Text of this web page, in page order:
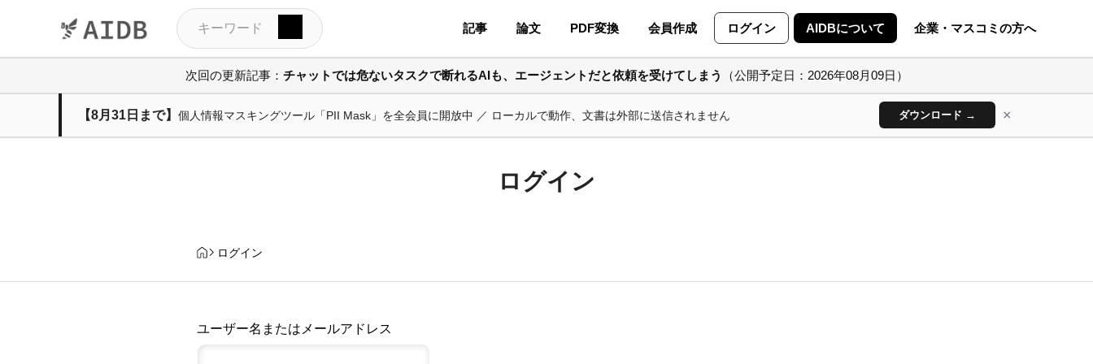
記事 論文 PDF変換 会員作成 ログイン AIDBについて 企業・マスコミの方へ
次回の更新記事： チャットでは危ないタスクで断れるAIも、エージェントだと依頼を受けてしまう （公開予定日：2026年08月09日）
【8月31日まで】 個人情報マスキングツール「PII Mask」を全会員に開放中 ／ ローカルで動作、文書は外部に送信されません ダウンロード → ×
ログイン
ログイン
ユーザー名またはメールアドレス